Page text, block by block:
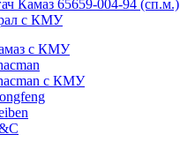
Камаз 65659-004-94 (сп.м.)
с КМУ
с КМУ
с КМУ